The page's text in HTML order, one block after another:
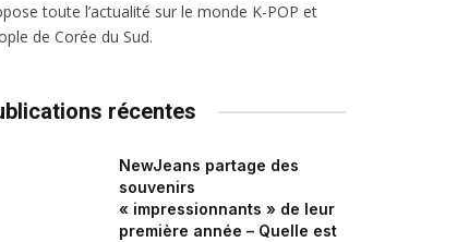
toute l’actualité sur le monde K-POP et
de Corée du Sud.
récentes
NewJeans partage des
souvenirs
« impressionnants » de leur
première année – Quelle est